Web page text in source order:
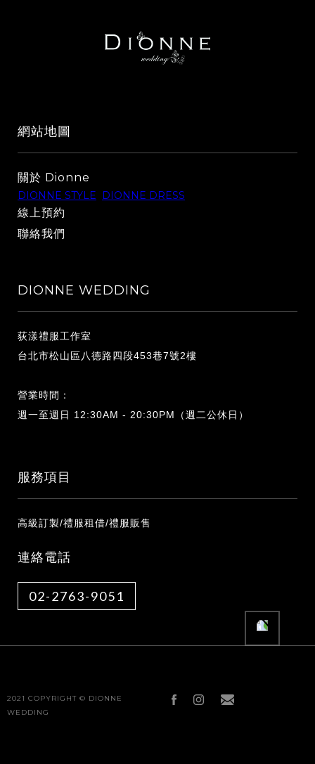
網站地圖
關於 Dionne
DIONNE STYLE DIONNE DRESS
線上預約
聯絡我們
DIONNE WEDDING
荻漾禮服工作室
台北市松山區八德路四段453巷7號2樓
營業時間：
週一至週日 12:30AM - 20:30PM（週二公休日）
服務項目
高級訂製/禮服租借/禮服販售
連絡電話
02-2763-9051
2021 COPYRIGHT © DIONNE
WEDDING